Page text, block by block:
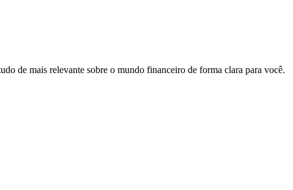
de mais relevante sobre o mundo financeiro de forma clara para você.